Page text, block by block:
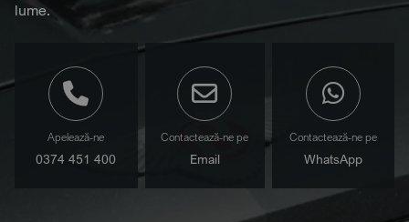
lume.
Apelează-ne
0374 451 400
Contactează-ne pe
Email
Contactează-ne pe
WhatsApp